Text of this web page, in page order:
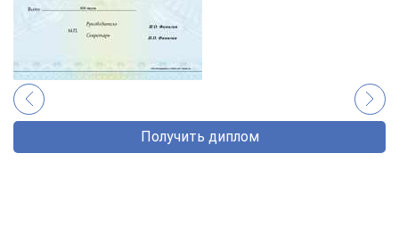
Получить диплом